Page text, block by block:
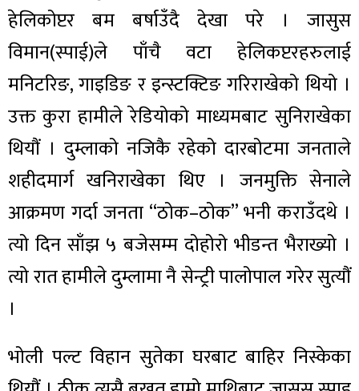
हेलिकोप्टर बम बर्षाउँदै देखा परे । जासुस
विमान(स्पाई)ले पाँचै वटा हेलिकप्टरहरुलाई
मनिटरिङ, गाइडिङ र इन्स्टक्टिङ गरिराखेको थियो ।
उक्त कुरा हामीले रेडियोको माध्यमबाट सुनिराखेका
थियौं । दुम्लाको नजिकै रहेको दारबोटमा जनताले
शहीदमार्ग खनिराखेका थिए । जनमुक्ति सेनाले
आक्रमण गर्दा जनता “ठोक–ठोक” भनी कराउँदथे ।
त्यो दिन साँझ ५ बजेसम्म दोहोरो भीडन्त भैराख्यो ।
त्यो रात हामीले दुम्लामा नै सेन्ट्री पालोपाल गरेर सुत्यौं
।
भोली पल्ट विहान सुतेका घरबाट बाहिर निस्केका